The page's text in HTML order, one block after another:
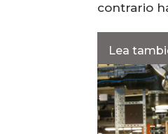
contrario
Lea